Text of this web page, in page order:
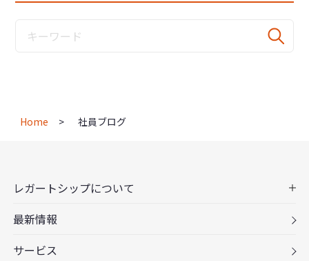
Home 社員ブログ
レガートシップについて
最新情報
サービス